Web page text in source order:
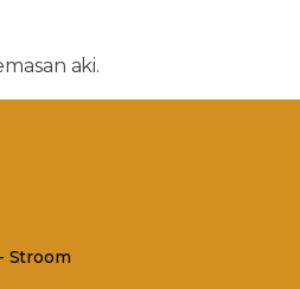
aki.
Stroom